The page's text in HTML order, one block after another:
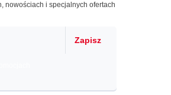
nowościach i specjalnych ofertach
Zapisz